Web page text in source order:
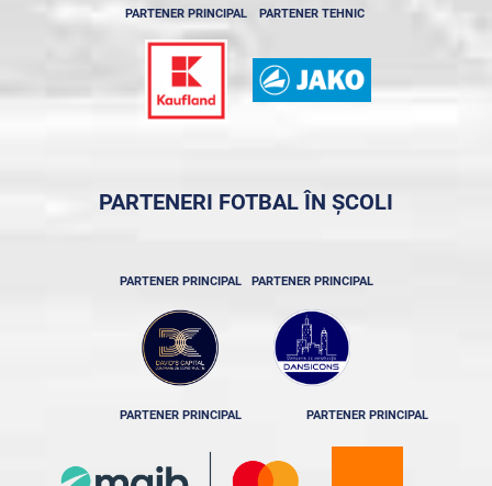
PARTENER PRINCIPAL PARTENER TEHNIC
PARTENERI FOTBAL ÎN ȘCOLI
PARTENER PRINCIPAL PARTENER PRINCIPAL
PARTENER PRINCIPAL PARTENER PRINCIPAL